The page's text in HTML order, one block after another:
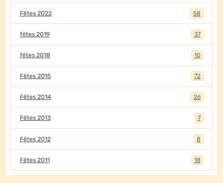
Fêtes 2022 58
fêtes 2019 37
fêtes 2018 10
Fêtes 2015 72
Fêtes 2014 26
Fêtes 2013 7
Fêtes 2012 8
Fêtes 2011 18